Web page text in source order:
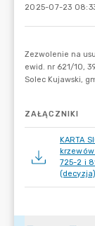
2025-07-23
ZAŁĄCZNIKI
KARTA
krzewów
725-2 i